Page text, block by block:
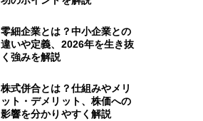
零細企業とは？中小企業との
違いや定義、2026年を生き抜
く強みを解説
株式併合とは？仕組みやメリ
ット・デメリット、株価への
影響を分かりやすく解説